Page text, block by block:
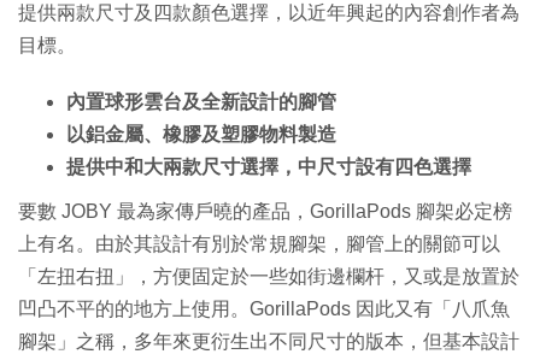
提供兩款尺寸及四款顏色選擇，以近年興起的內容創作者為
目標。
內置球形雲台及全新設計的腳管
以鋁金屬、橡膠及塑膠物料製造
提供中和大兩款尺寸選擇，中尺寸設有四色選擇
要數 JOBY 最為家傳戶曉的產品，GorillaPods 腳架必定榜
上有名。由於其設計有別於常規腳架，腳管上的關節可以
「左扭右扭」，方便固定於一些如街邊欄杆，又或是放置於
凹凸不平的的地方上使用。GorillaPods 因此又有「八爪魚
腳架」之稱，多年來更衍生出不同尺寸的版本，但基本設計